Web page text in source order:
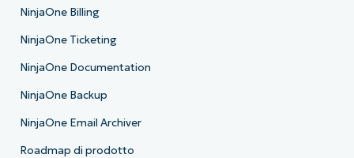
NinjaOne Billing
NinjaOne Ticketing
NinjaOne Documentation
NinjaOne Backup
NinjaOne Email Archiver
Roadmap di prodotto